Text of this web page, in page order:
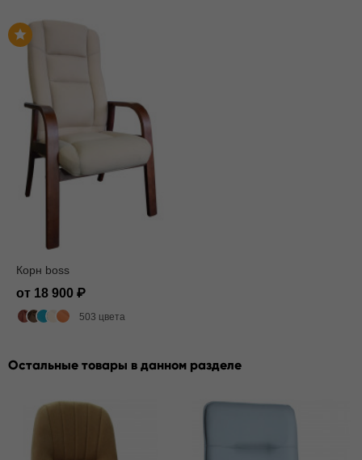
Корн boss
от 18 900
503 цвета
Остальные товары в данном разделе